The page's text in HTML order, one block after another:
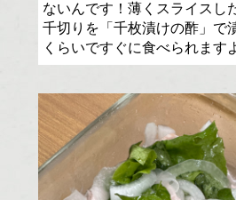
ないんです！薄くスライスし
千切りを「千枚漬けの酢」で
くらいですぐに食べられます